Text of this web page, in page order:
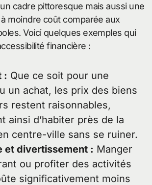
cadre pittoresque mais aussi une
moindre coût comparée aux
Voici quelques exemples qui
financière :
: Que ce soit pour une
un achat, les prix des biens
restent raisonnables,
ainsi d’habiter près de la
centre-ville sans se ruiner.
et divertissement : Manger
ou profiter des activités
significativement moins